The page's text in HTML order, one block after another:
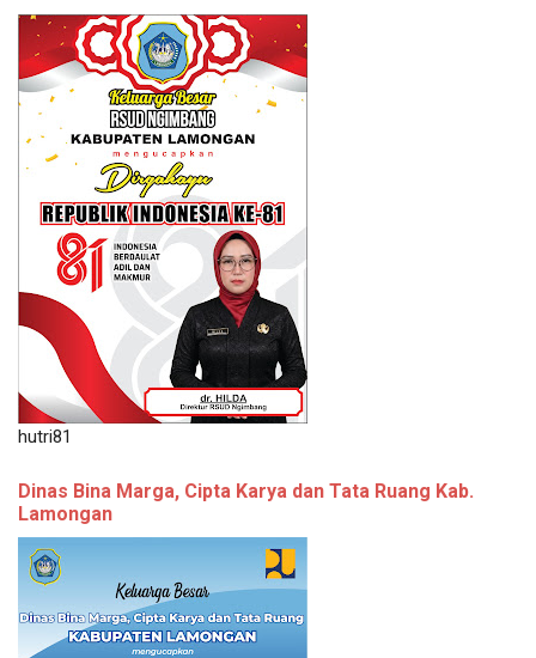
hutri81
Dinas Bina Marga, Cipta Karya dan Tata Ruang Kab.
Lamongan